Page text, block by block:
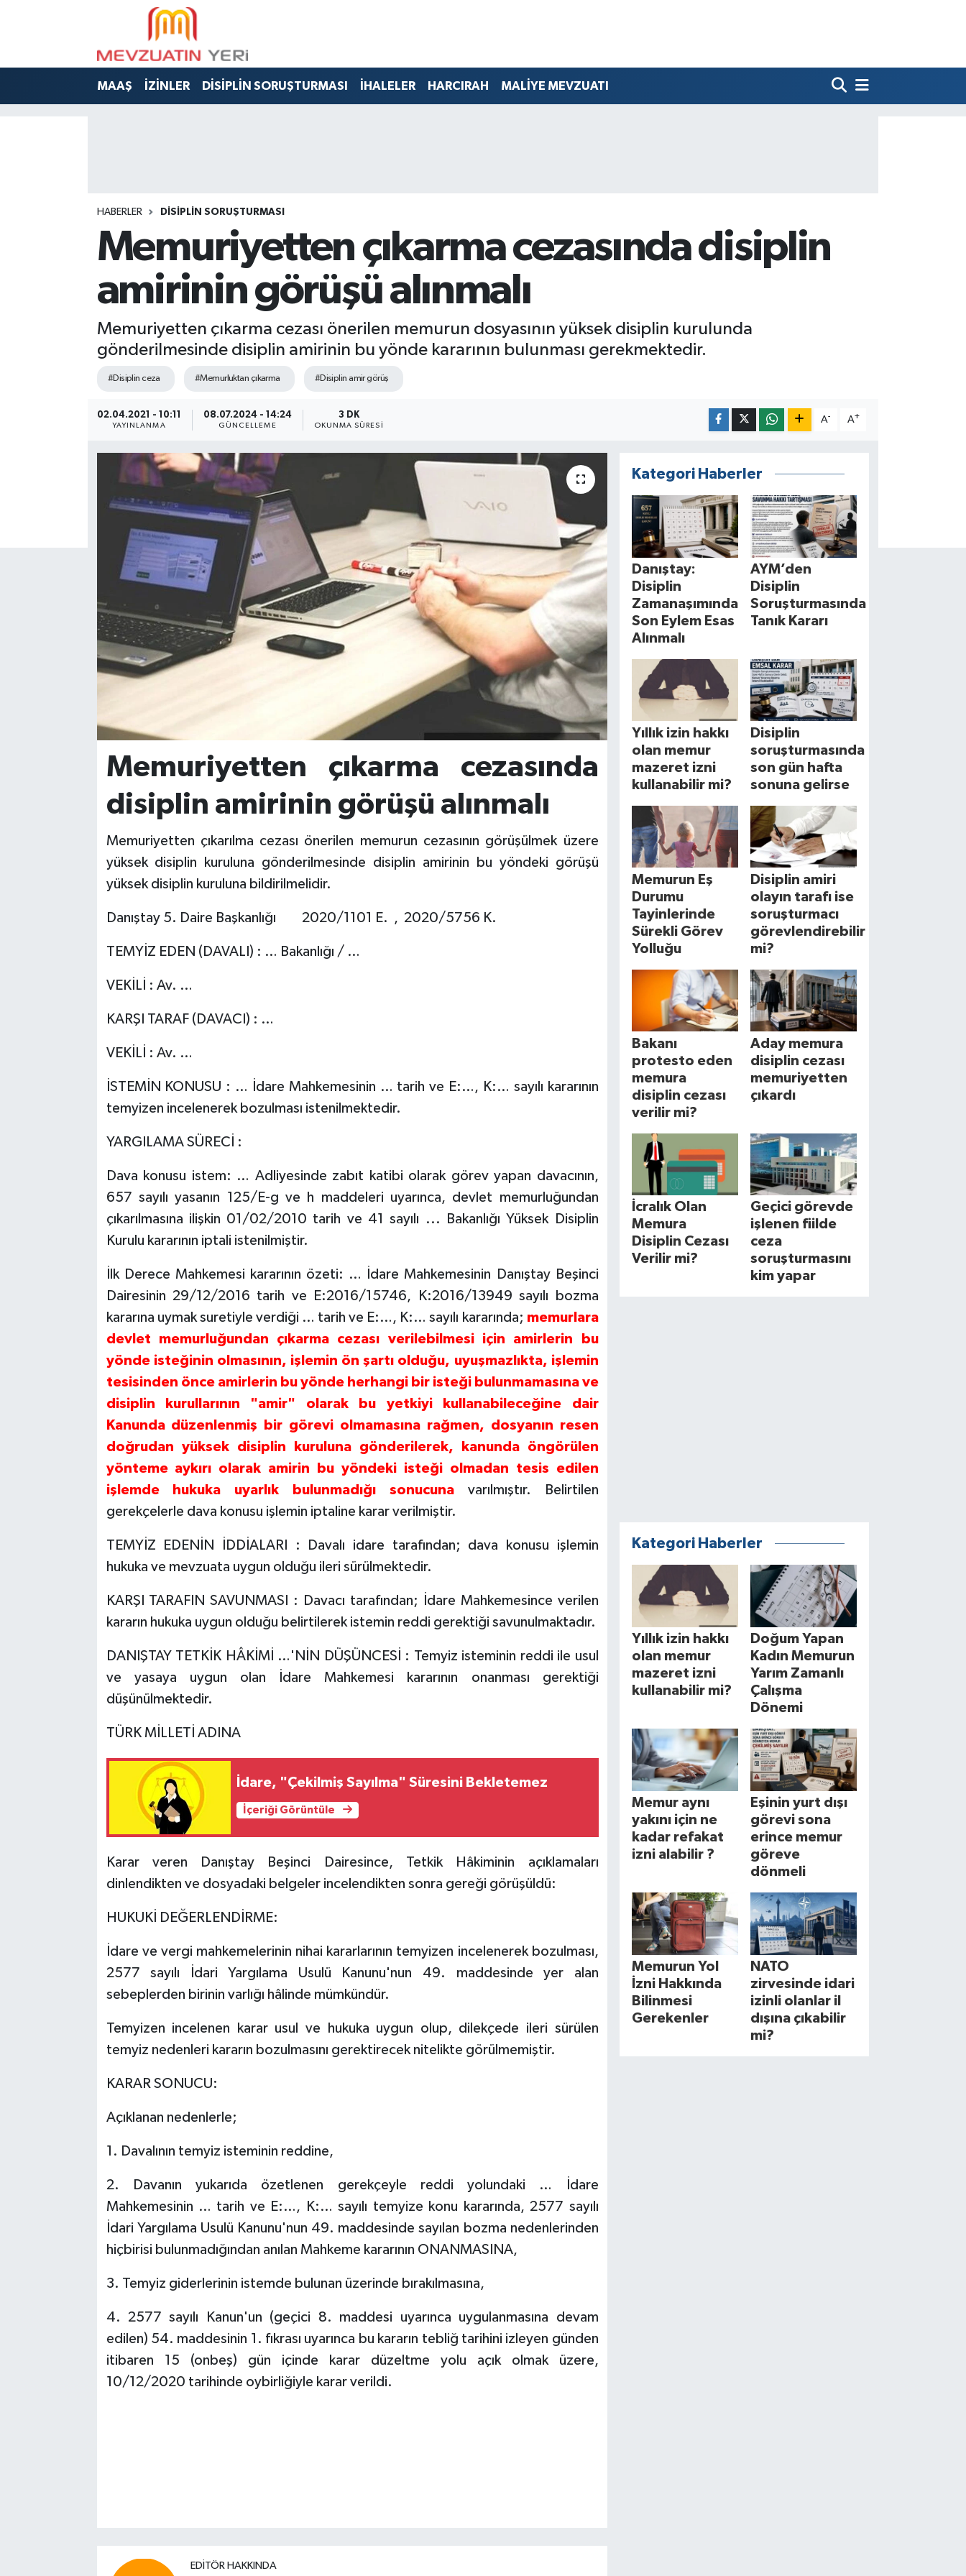
MAAŞ İZİNLER DİSİPLİN SORUŞTURMASI İHALELER HARCIRAH MALİYE MEVZUATI
HABERLER DİSİPLİN SORUŞTURMASI
Memuriyetten çıkarma cezasında disiplin
amirinin görüşü alınmalı
Memuriyetten çıkarma cezası önerilen memurun dosyasının yüksek disiplin kurulunda
gönderilmesinde disiplin amirinin bu yönde kararının bulunması gerekmektedir.
#Disiplin ceza #Memurluktan çıkarma #Disiplin amir görüş
02.04.2021 - 10:11
YAYINLANMA
08.07.2024 - 14:24
GÜNCELLEME
3 DK
OKUNMA SÜRESI
A- A+
Memuriyetten çıkarma cezasında
disiplin amirinin görüşü alınmalı
Memuriyetten çıkarılma cezası önerilen memurun cezasının görüşülmek üzere
yüksek disiplin kuruluna gönderilmesinde disiplin amirinin bu yöndeki görüşü
yüksek disiplin kuruluna bildirilmelidir.
Danıştay 5. Daire Başkanlığı 2020/1101 E. , 2020/5756 K.
TEMYİZ EDEN (DAVALI) : … Bakanlığı / …
VEKİLİ : Av. …
KARŞI TARAF (DAVACI) : …
VEKİLİ : Av. …
İSTEMİN KONUSU : … İdare Mahkemesinin … tarih ve E:…, K:… sayılı kararının
temyizen incelenerek bozulması istenilmektedir.
YARGILAMA SÜRECİ :
Dava konusu istem: … Adliyesinde zabıt katibi olarak görev yapan davacının,
657 sayılı yasanın 125/E-g ve h maddeleri uyarınca, devlet memurluğundan
çıkarılmasına ilişkin 01/02/2010 tarih ve 41 sayılı ... Bakanlığı Yüksek Disiplin
Kurulu kararının iptali istenilmiştir.
İlk Derece Mahkemesi kararının özeti: … İdare Mahkemesinin Danıştay Beşinci
Dairesinin 29/12/2016 tarih ve E:2016/15746, K:2016/13949 sayılı bozma
kararına uymak suretiyle verdiği … tarih ve E:…, K:… sayılı kararında; memurlara
devlet memurluğundan çıkarma cezası verilebilmesi için amirlerin bu
yönde isteğinin olmasının, işlemin ön şartı olduğu, uyuşmazlıkta, işlemin
tesisinden önce amirlerin bu yönde herhangi bir isteği bulunmamasına ve
disiplin kurullarının "amir" olarak bu yetkiyi kullanabileceğine dair
Kanunda düzenlenmiş bir görevi olmamasına rağmen, dosyanın resen
doğrudan yüksek disiplin kuruluna gönderilerek, kanunda öngörülen
yönteme aykırı olarak amirin bu yöndeki isteği olmadan tesis edilen
işlemde hukuka uyarlık bulunmadığı sonucuna
varılmıştır. Belirtilen
gerekçelerle dava konusu işlemin iptaline karar verilmiştir.
TEMYİZ EDENİN İDDİALARI : Davalı idare tarafından; dava konusu işlemin
hukuka ve mevzuata uygun olduğu ileri sürülmektedir.
KARŞI TARAFIN SAVUNMASI : Davacı tarafından; İdare Mahkemesince verilen
kararın hukuka uygun olduğu belirtilerek istemin reddi gerektiği savunulmaktadır.
DANIŞTAY TETKİK HÂKİMİ …'NİN DÜŞÜNCESİ : Temyiz isteminin reddi ile usul
ve yasaya uygun olan İdare Mahkemesi kararının onanması gerektiği
düşünülmektedir.
TÜRK MİLLETİ ADINA
İdare, "Çekilmiş Sayılma" Süresini Bekletemez
İçeriği Görüntüle
Karar veren Danıştay Beşinci Dairesince, Tetkik Hâkiminin açıklamaları
dinlendikten ve dosyadaki belgeler incelendikten sonra gereği görüşüldü:
HUKUKİ DEĞERLENDİRME:
İdare ve vergi mahkemelerinin nihai kararlarının temyizen incelenerek bozulması,
2577 sayılı İdari Yargılama Usulü Kanunu'nun 49. maddesinde yer alan
sebeplerden birinin varlığı hâlinde mümkündür.
Temyizen incelenen karar usul ve hukuka uygun olup, dilekçede ileri sürülen
temyiz nedenleri kararın bozulmasını gerektirecek nitelikte görülmemiştir.
KARAR SONUCU:
Açıklanan nedenlerle;
1. Davalının temyiz isteminin reddine,
2. Davanın yukarıda özetlenen gerekçeyle reddi yolundaki … İdare
Mahkemesinin … tarih ve E:…, K:… sayılı temyize konu kararında, 2577 sayılı
İdari Yargılama Usulü Kanunu'nun 49. maddesinde sayılan bozma nedenlerinden
hiçbirisi bulunmadığından anılan Mahkeme kararının ONANMASINA,
3. Temyiz giderlerinin istemde bulunan üzerinde bırakılmasına,
4. 2577 sayılı Kanun'un (geçici 8. maddesi uyarınca uygulanmasına devam
edilen) 54. maddesinin 1. fıkrası uyarınca bu kararın tebliğ tarihini izleyen günden
itibaren 15 (onbeş) gün içinde karar düzeltme yolu açık olmak üzere,
10/12/2020 tarihinde oybirliğiyle karar verildi.
EDITÖR HAKKINDA
Kategori Haberler
Danıştay:
Disiplin
Zamanaşımında
Son Eylem Esas
Alınmalı
AYM’den
Disiplin
Soruşturmasında
Tanık Kararı
Yıllık izin hakkı
olan memur
mazeret izni
kullanabilir mi?
Disiplin
soruşturmasında
son gün hafta
sonuna gelirse
Memurun Eş
Durumu
Tayinlerinde
Sürekli Görev
Yolluğu
Disiplin amiri
olayın tarafı ise
soruşturmacı
görevlendirebilir
mi?
Bakanı
protesto eden
memura
disiplin cezası
verilir mi?
Aday memura
disiplin cezası
memuriyetten
çıkardı
İcralık Olan
Memura
Disiplin Cezası
Verilir mi?
Geçici görevde
işlenen fiilde
ceza
soruşturmasını
kim yapar
Kategori Haberler
Yıllık izin hakkı
olan memur
mazeret izni
kullanabilir mi?
Doğum Yapan
Kadın Memurun
Yarım Zamanlı
Çalışma
Dönemi
Memur aynı
yakını için ne
kadar refakat
izni alabilir ?
Eşinin yurt dışı
görevi sona
erince memur
göreve
dönmeli
Memurun Yol
İzni Hakkında
Bilinmesi
Gerekenler
NATO
zirvesinde idari
izinli olanlar il
dışına çıkabilir
mi?